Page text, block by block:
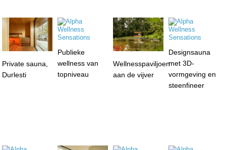
Private sauna,
Durlesti
Publieke
wellness van
topniveau
Wellnesspaviljoen
aan de vijver
Designsauna
met 3D-
vormgeving en
steenfineer